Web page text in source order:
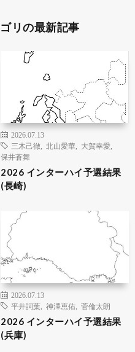
リの最新記事
2026.07.13
三木己徹
北山愛華 大賀幸愛
保井蒼舞
2026 インターハイ予選結果
(長崎)
2026.07.13
平井詞葉
神澤恵佑 菅倫太朗
2026 インターハイ予選結果
(兵庫)